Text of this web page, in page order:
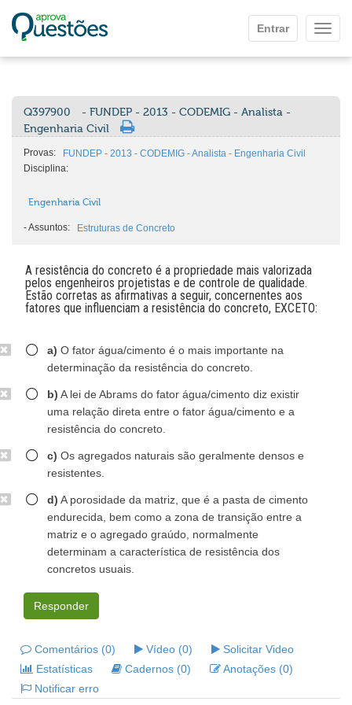
Entrar
Q397900
- FUNDEP - 2013 - CODEMIG - Analista -
Engenharia Civil
Provas:
FUNDEP - 2013 - CODEMIG - Analista - Engenharia Civil
Disciplina:
Engenharia Civil
-Assuntos: Estruturas de Concreto
A resistência do concreto é a propriedade mais valorizada
pelos engenheiros projetistas e de controle de qualidade.
Estão corretas as afirmativas a seguir, concernentes aos
fatores que influenciam a resistência do concreto, EXCETO:
a) O fator água/cimento é o mais importante na
determinação da resistência do concreto.
b) A lei de Abrams do fator água/cimento diz existir
uma relação direta entre o fator água/cimento e a
resistência do concreto.
c) Os agregados naturais são geralmente densos e
resistentes.
d) A porosidade da matriz, que é a pasta de cimento
endurecida, bem como a zona de transição entre a
matriz e o agregado graúdo, normalmente
determinam a característica de resistência dos
concretos usuais.
Responder
Comentários (0) Vídeo (0)
Solicitar Video
Estatísticas
Cadernos (0)
Anotações (0)
Notificar erro